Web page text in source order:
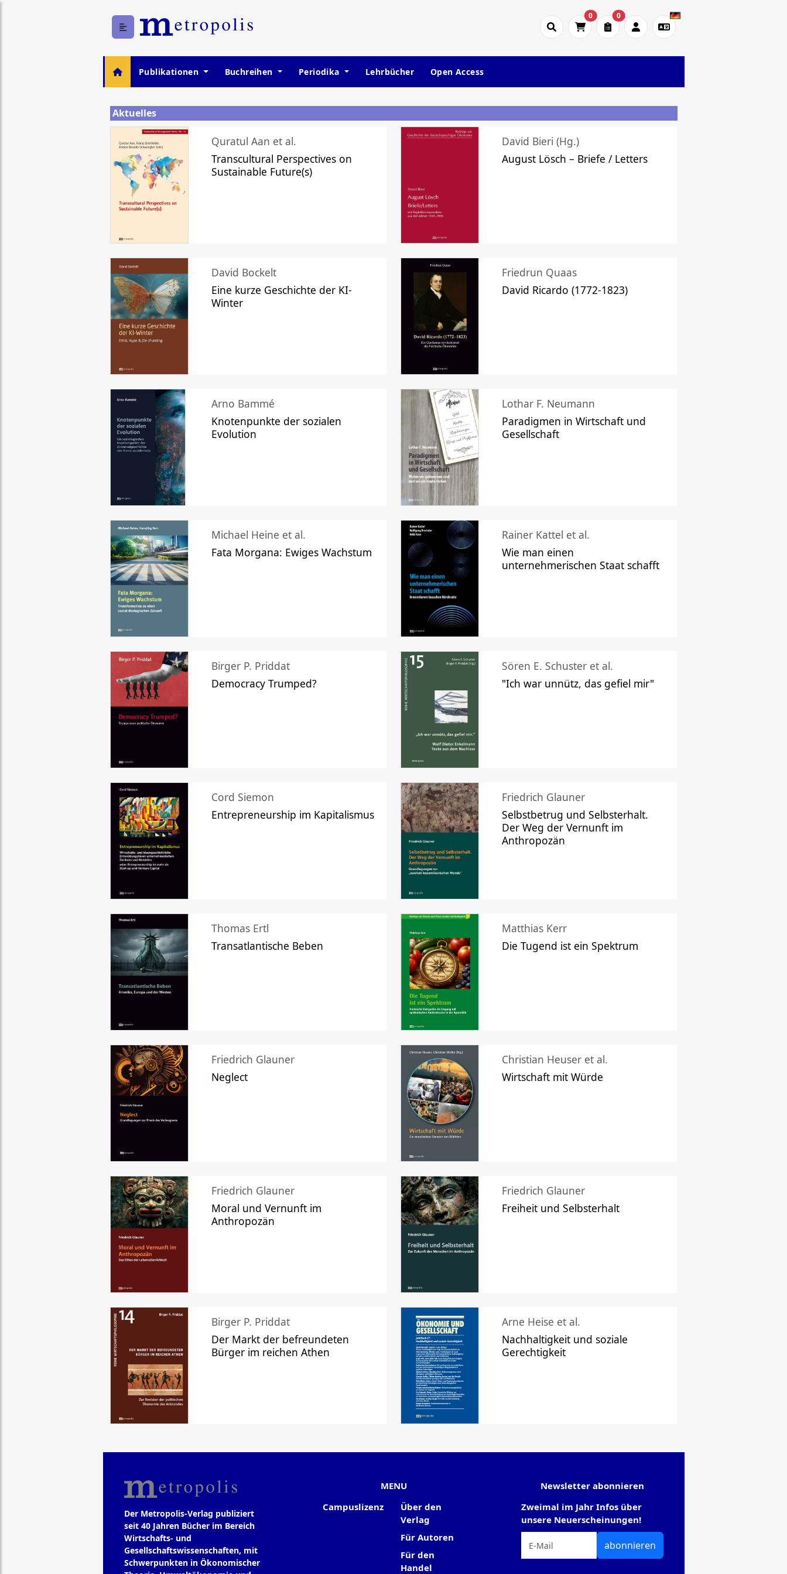
0 0
Publikationen Buchreihen Periodika Lehrbücher Open Access
Aktuelles
Quratul Aan et al.
Transcultural Perspectives on
Sustainable Future(s)
David Bieri (Hg.)
August Lösch – Briefe / Letters
David Bockelt
Eine kurze Geschichte der KI-
Winter
Friedrun Quaas
David Ricardo (1772-1823)
Arno Bammé
Knotenpunkte der sozialen
Evolution
Lothar F. Neumann
Paradigmen in Wirtschaft und
Gesellschaft
Michael Heine et al.
Fata Morgana: Ewiges Wachstum
Rainer Kattel et al.
Wie man einen
unternehmerischen Staat schafft
Birger P. Priddat
Democracy Trumped?
Sören E. Schuster et al.
"Ich war unnütz, das gefiel mir"
Cord Siemon
Entrepreneurship im Kapitalismus
Friedrich Glauner
Selbstbetrug und Selbsterhalt.
Der Weg der Vernunft im
Anthropozän
Thomas Ertl
Transatlantische Beben
Matthias Kerr
Die Tugend ist ein Spektrum
Friedrich Glauner
Neglect
Christian Heuser et al.
Wirtschaft mit Würde
Friedrich Glauner
Moral und Vernunft im
Anthropozän
Friedrich Glauner
Freiheit und Selbsterhalt
Birger P. Priddat
Der Markt der befreundeten
Bürger im reichen Athen
Arne Heise et al.
Nachhaltigkeit und soziale
Gerechtigkeit
Der Metropolis-Verlag publiziert
seit 40 Jahren Bücher im Bereich
Wirtschafts- und
Gesellschaftswissenschaften, mit
Schwerpunkten in Ökonomischer
MENU
Campuslizenz
Über den
Verlag
Für Autoren
Für den
Handel
Newsletter abonnieren
Zweimal im Jahr Infos über
unsere Neuerscheinungen!
abonnieren